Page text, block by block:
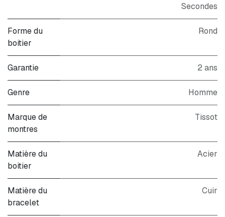
Secondes
Forme du
boitier
Rond
Garantie 2 ans
Genre Homme
Marque de
montres
Tissot
Matière du
boitier
Acier
Matière du
bracelet
Cuir